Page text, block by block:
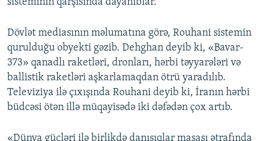
sisteminin qarşısında dayanıblar.
Dövlət mediasının məlumatına görə, Rouhani sistemin
qurulduğu obyekti gəzib. Dehghan deyib ki, «Bavar-
373» qanadlı raketləri, dronları, hərbi təyyarələri və
ballistik raketləri aşkarlamaqdan ötrü yaradılıb.
Televiziya ilə çıxışında Rouhani deyib ki, İranın hərbi
büdcəsi ötən illə müqayisədə iki dəfədən çox artıb.
«Dünya gücləri ilə birlikdə danışıqlar masası ətrafında